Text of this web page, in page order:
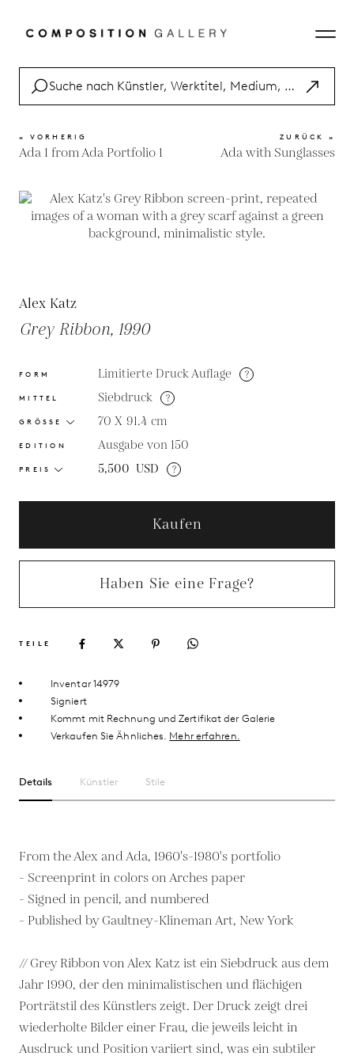
« VORHERIG
Ada 1 from Ada Portfolio 1
ZURÜCK »
Ada with Sunglasses
Alex Katz
Grey Ribbon, 1990
FORM Limitierte Druck Auflage ?
MITTEL Siebdruck ?
GRÖSSE 70 X 91.4 cm
EDITION Ausgabe von 150
PREIS 5,500 USD ?
Kaufen
Haben Sie eine Frage?
TEILE
Inventar 14979
Signiert
Kommt mit Rechnung und Zertifikat der Galerie
Verkaufen Sie Ähnliches. Mehr erfahren.
Details Künstler Stile
From the Alex and Ada, 1960's-1980's portfolio
- Screenprint in colors on Arches paper
- Signed in pencil, and numbered
- Published by Gaultney-Klineman Art, New York
// Grey Ribbon von Alex Katz ist ein Siebdruck aus dem
Jahr 1990, der den minimalistischen und flächigen
Porträtstil des Künstlers zeigt. Der Druck zeigt drei
wiederholte Bilder einer Frau, die jeweils leicht in
Ausdruck und Position variiert sind, was ein subtiler